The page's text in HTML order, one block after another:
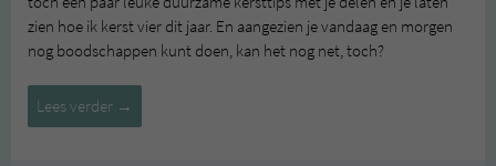
zien hoe ik kerst vier dit jaar. En aangezien je vandaag en morgen
nog boodschappen kunt doen, kan het nog net, toch?
Lees verder Duurzaam
kerst
→